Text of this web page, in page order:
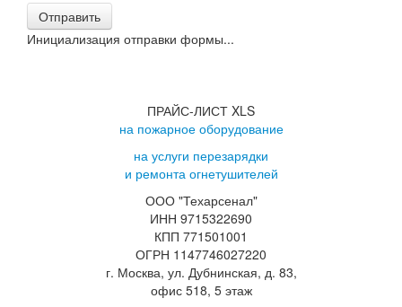
Отправить
Инициализация отправки формы...
ПРАЙС-ЛИСТ XLS
на пожарное оборудование
на услуги перезарядки
и ремонта огнетушителей
ООО "Техарсенал"
ИНН 9715322690
КПП 771501001
ОГРН 1147746027220
г. Москва, ул. Дубнинская, д. 83,
офис 518, 5 этаж